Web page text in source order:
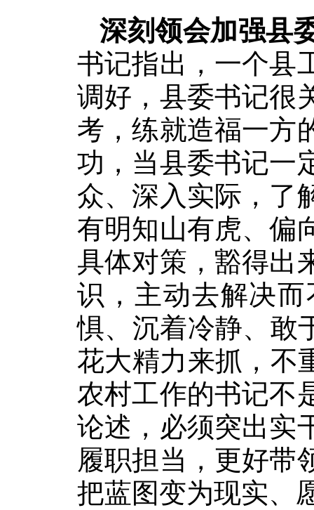
深刻领会加强县
书记指出，一个县
调好，县委书记很
考，练就造福一方
功，当县委书记一
众、深入实际，了
有明知山有虎、偏
具体对策，豁得出
识，主动去解决
惧、沉着冷静、敢
花大精力来抓，不
农村工作的书记不
论述，必须突出实
履职担当，更好带
把蓝图变为现实、